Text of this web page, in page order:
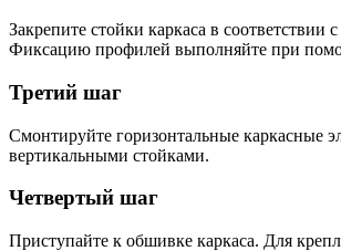
Закрепите стойки каркаса в соответствии
Фиксацию профилей выполняйте при
Третий шаг
Смонтируйте горизонтальные каркасные
вертикальными стойками.
Четвертый шаг
Приступайте к обшивке каркаса. Для